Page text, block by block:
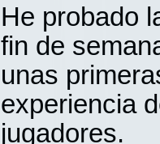
He probado
fin de
unas
experiencia
jugadores.